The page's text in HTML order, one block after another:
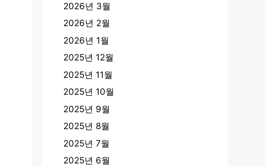
2026년 3월
2026년 2월
2026년 1월
2025년 12월
2025년 11월
2025년 10월
2025년 9월
2025년 8월
2025년 7월
2025년 6월